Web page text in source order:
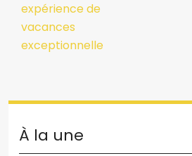
expérience de
vacances
exceptionnelle
À la une